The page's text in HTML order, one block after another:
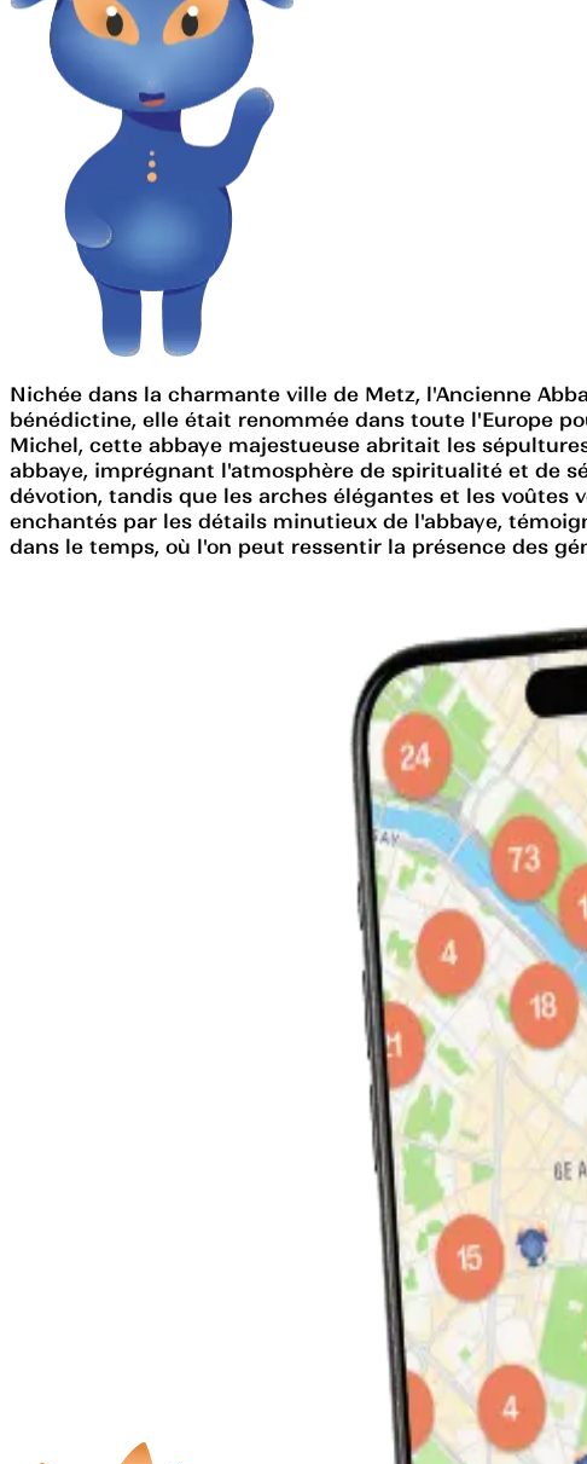
Nichée dans la charmante ville de Metz, l'Ancienne
bénédictine, elle était renommée dans toute l'Europe
Michel, cette abbaye majestueuse abritait les
abbaye, imprégnant l'atmosphère de spiritualité et de
dévotion, tandis que les arches élégantes et les
enchantés par les détails minutieux de l'abbaye,
dans le temps, où l'on peut ressentir la présence des